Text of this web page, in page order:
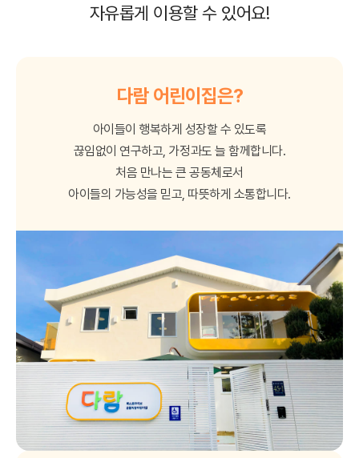
자유롭게 이용할 수 있어요!
다람 어린이집은?
아이들이 행복하게 성장할 수 있도록
끊임없이 연구하고, 가정과도 늘 함께합니다.
처음 만나는 큰 공동체로서
아이들의 가능성을 믿고, 따뜻하게 소통합니다.